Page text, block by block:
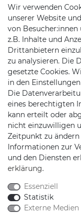
Wir verwenden
unserer Website
von Besucher:innen
z.B. Inhalte und
Drittanbietern
zu analysieren. Die
gesetzte Cookies.
in den
Die
eines berechtigten
kann erteilt oder
nicht einzuwilligen
Zeitpunkt zu
Informationen zur
und den Diensten
erklärung.
Essenziell
Statistik
Externe Medien